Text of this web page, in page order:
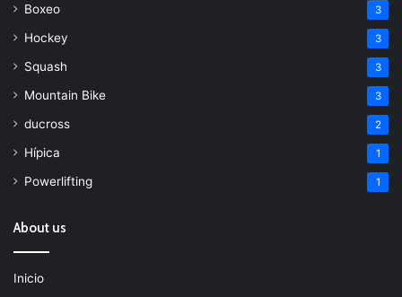
Boxeo 3
Hockey 3
Squash 3
Mountain Bike 3
ducross 2
Hípica 1
Powerlifting 1
About us
Inicio